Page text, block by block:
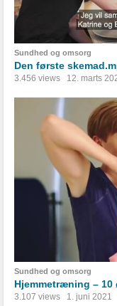
Sundhed og omsorg
Den første
3.456 views 12. marts
Sundhed og omsorg
Hjemmetræning – 10
3.107 views 1. juni 2021